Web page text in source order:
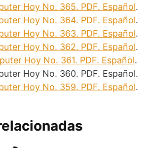
Hoy No. 365. PDF. Español.
Hoy No. 364. PDF. Español.
Hoy No. 363. PDF. Español.
Hoy No. 362. PDF. Español.
Hoy No. 361. PDF. Español.
Hoy No. 360. PDF. Español.
Hoy No. 359. PDF. Español.